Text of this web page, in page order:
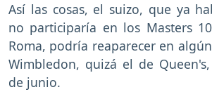
Así las cosas, el suizo, que ya
no participaría en los Masters
Roma, podría reaparecer en
Wimbledon, quizá el de
de junio.